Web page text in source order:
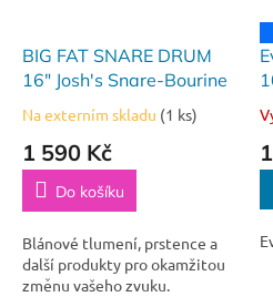
BIG FAT SNARE DRUM
16" Josh's Snare-Bourine
Na externím skladu (1 ks)
1 590 Kč
Do košíku
Blánové tlumení, prstence a
další produkty pro okamžitou
změnu vašeho zvuku.